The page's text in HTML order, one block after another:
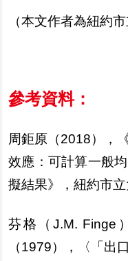
（本文作者為紐約
參考資料：
周鉅原（2018），
效應：可計算一般
擬結果》，紐約市立
芬格（ J.M. Finge
（1979），〈「出